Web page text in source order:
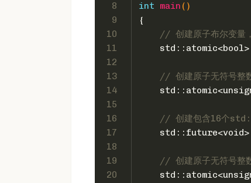
8
9
10
11
12
13
14
15
16
17
18
19
20
int
main ()
{
// 创建原子布尔变量
    std::atomic<
bool
// 创建原子无符号整
    std::atomic<
// 创建包含16个
    std::future<
void
// 创建原子无符号整
    std::atomic<